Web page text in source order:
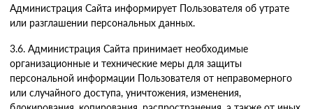
Администрация Сайта информирует Пользователя об утрате
или разглашении персональных данных.
3.6. Администрация Сайта принимает необходимые
организационные и технические меры для защиты
персональной информации Пользователя от неправомерного
или случайного доступа, уничтожения, изменения,